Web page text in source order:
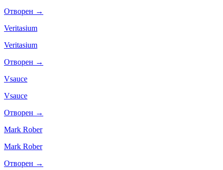
Отворен →
Veritasium
Veritasium
Отворен →
Vsauce
Vsauce
Отворен →
Mark Rober
Mark Rober
Отворен →